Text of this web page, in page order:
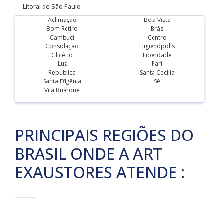
Litoral de São Paulo
Aclimação
Bela Vista
Bom Retiro
Brás
Cambuci
Centro
Consolação
Higienópolis
Glicério
Liberdade
Luz
Pari
República
Santa Cecília
Santa Efigênia
Sé
Vila Buarque
PRINCIPAIS REGIÕES DO
BRASIL ONDE A ART
EXAUSTORES ATENDE :